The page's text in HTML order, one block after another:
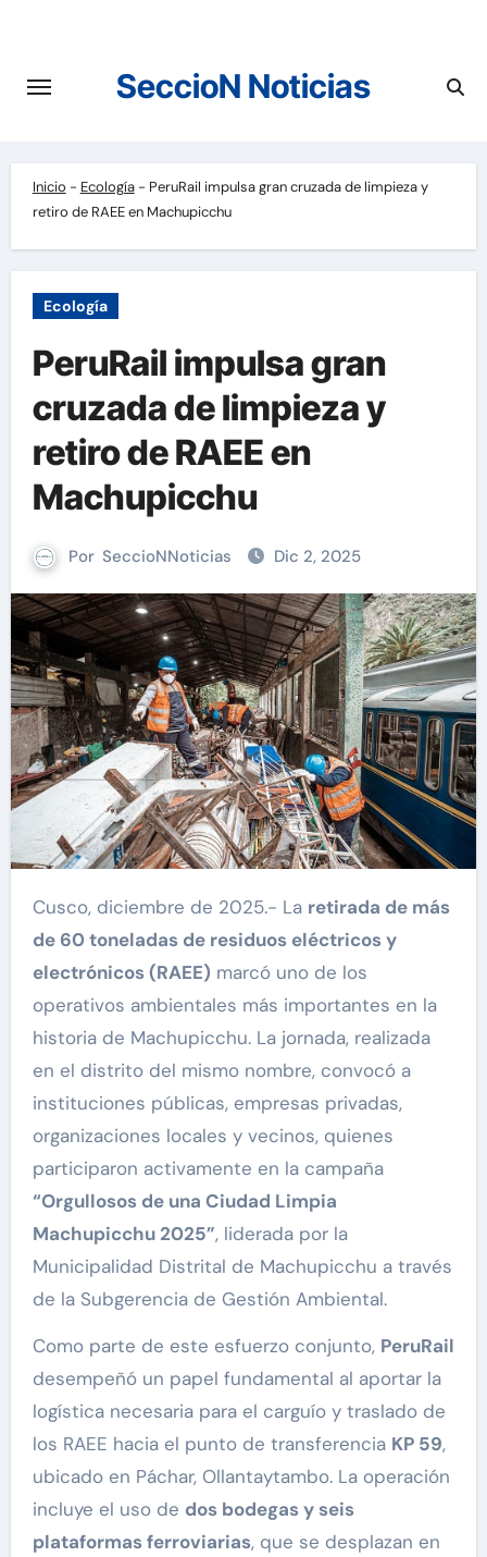
contenido
SeccioN Noticias
Inicio - Ecología- PeruRail impulsa gran cruzada de limpieza y
retiro de RAEE en Machupicchu
Ecología
PeruRail impulsa gran
cruzada de limpieza y
retiro de RAEE en
Machupicchu
Por SeccioNNoticias Dic 2, 2025
Cusco, diciembre de 2025.- La retirada de más
de 60 toneladas de residuos eléctricos y
electrónicos (RAEE) marcó uno de los
operativos ambientales más importantes en la
historia de Machupicchu. La jornada, realizada
en el distrito del mismo nombre, convocó a
instituciones públicas, empresas privadas,
organizaciones locales y vecinos, quienes
participaron activamente en la campaña
“Orgullosos de una Ciudad Limpia
Machupicchu 2025”, liderada por la
Municipalidad Distrital de Machupicchu a través
de la Subgerencia de Gestión Ambiental.
Como parte de este esfuerzo conjunto, PeruRail
desempeñó un papel fundamental al aportar la
logística necesaria para el carguío y traslado de
los RAEE hacia el punto de transferencia KP 59,
ubicado en Páchar, Ollantaytambo. La operación
incluye el uso de dos bodegas y seis
plataformas ferroviarias, que se desplazan en